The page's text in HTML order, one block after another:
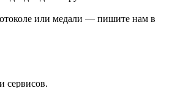
или медали — пишите нам в
сервисов.